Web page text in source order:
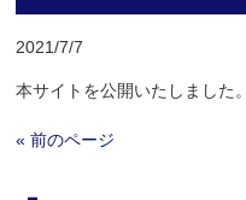
2021/7/7
本サイトを公開いたしました。
« 前のページ